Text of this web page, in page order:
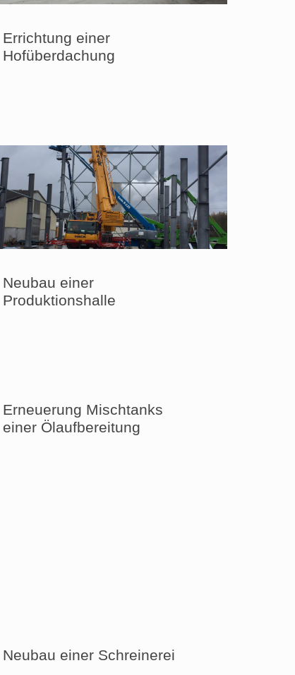
Errichtung einer
Hofüberdachung
Neubau einer
Produktionshalle
Erneuerung Mischtanks
einer Ölaufbereitung
Neubau einer Schreinerei